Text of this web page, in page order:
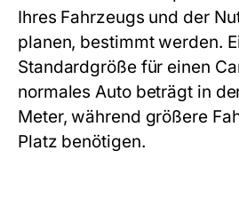
Ihres Fahrzeugs und der
planen, bestimmt werden.
Standardgröße für einen
normales Auto beträgt in
Meter, während größere
Platz benötigen.